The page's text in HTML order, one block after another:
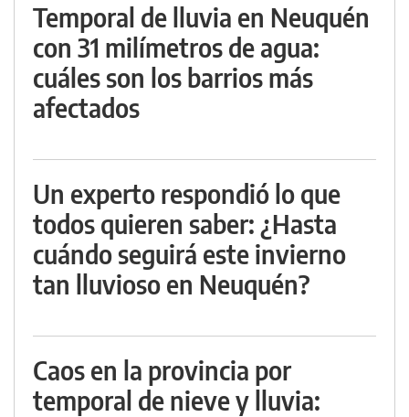
Temporal de lluvia en Neuquén
con 31 milímetros de agua:
cuáles son los barrios más
afectados
Un experto respondió lo que
todos quieren saber: ¿Hasta
cuándo seguirá este invierno
tan lluvioso en Neuquén?
Caos en la provincia por
temporal de nieve y lluvia: